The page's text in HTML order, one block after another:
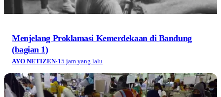
Menjelang Proklamasi Kemerdekaan di Bandung
(bagian 1)
AYO NETIZEN·15 jam yang lalu